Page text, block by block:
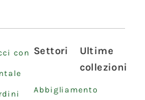
con Settori
Abbigliamento
Ultime
collezioni